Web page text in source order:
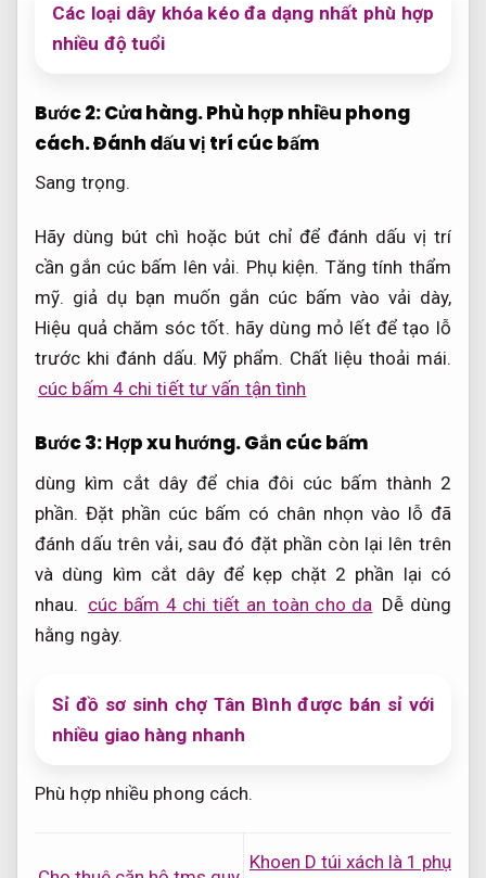
Các loại dây khóa kéo đa dạng nhất phù hợp
nhiều độ tuổi
Bước 2:Cửa hàng.Phù hợp nhiều phong
cách.Đánh dấu vị trí cúc bấm
Sang trọng.
Hãy dùng bút chì hoặc bút chỉ để đánh dấu vị trí
cần gắn cúc bấm lên vải. Phụ kiện. Tăng tính thẩm
mỹ. giả dụ bạn muốn gắn cúc bấm vào vải dày,
Hiệu quả chăm sóc tốt. hãy dùng mỏ lết để tạo lỗ
trước khi đánh dấu. Mỹ phẩm. Chất liệu thoải mái.
cúc bấm 4 chi tiết tư vấn tận tình
Bước 3:Hợp xu hướng.Gắn cúc bấm
dùng kìm cắt dây để chia đôi cúc bấm thành 2
phần. Đặt phần cúc bấm có chân nhọn vào lỗ đã
đánh dấu trên vải, sau đó đặt phần còn lại lên trên
và dùng kìm cắt dây để kẹp chặt 2 phần lại có
nhau. cúc bấm 4 chi tiết an toàn cho da Dễ dùng
hằng ngày.
Sỉ đồ sơ sinh chợ Tân Bình được bán sỉ với
nhiều giao hàng nhanh
Phù hợp nhiều phong cách.
Khoen D túi xách là 1 phụ